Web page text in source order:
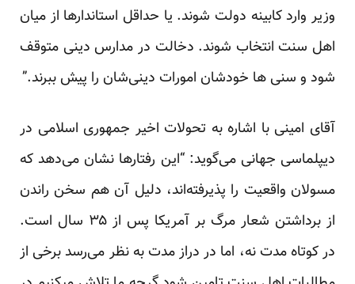
وزیر وارد کابینه دولت شوند. یا حداقل استاندارها از میان
اهل سنت انتخاب شوند. دخالت در مدارس دینی متوقف
شود و سنی ها خودشان امورات دینی‌شان را پیش ببرند.”
آقای امینی با اشاره به تحولات اخیر جمهوری اسلامی در
دیپلماسی جهانی می‌گوید: “این رفتارها نشان می‌دهد که
مسولان واقعیت را پذیرفته‌اند، دلیل آن هم سخن راندن
از برداشتن شعار مرگ بر آمریکا پس از ۳۵ سال است.
در کوتاه مدت نه، اما در دراز مدت به نظر می‌رسد برخی از